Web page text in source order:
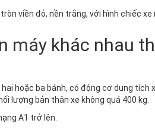
viền đỏ, nền trắng, với hình chiếc
máy khác nhau
hoặc ba bánh, có động cơ dung
lượng bản thân xe không quá 400 kg.
A1 trở lên.